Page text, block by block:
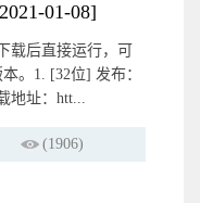
01-08]
载后直接运行，可
。1. [32位] 发布：
地址：htt...
(1906)